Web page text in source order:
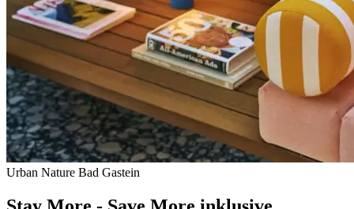
Urban Nature Bad Gastein